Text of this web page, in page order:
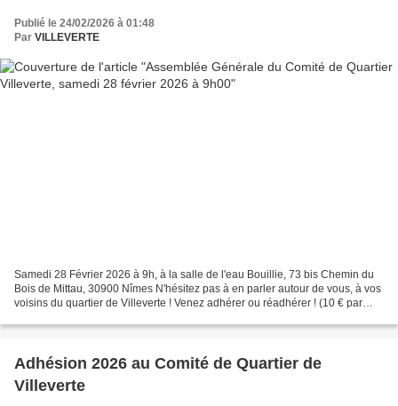
Publié le 24/02/2026 à 01:48
Par VILLEVERTE
Samedi 28 Février 2026 à 9h, à la salle de l'eau Bouillie, 73 bis Chemin du
Bois de Mittau, 30900 Nîmes N'hésitez pas à en parler autour de vous, à vos
voisins du quartier de Villeverte ! Venez adhérer ou réadhérer ! (10 € par
Adhésion 2026 au Comité de Quartier de
Villeverte